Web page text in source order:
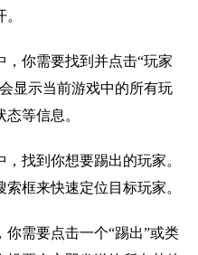
，你需要找到并点击“玩家
显示当前游戏中的所有玩
等信息。
找到你想要踢出的玩家。
框来快速定位目标玩家。
需要点击一个“踢出”或类